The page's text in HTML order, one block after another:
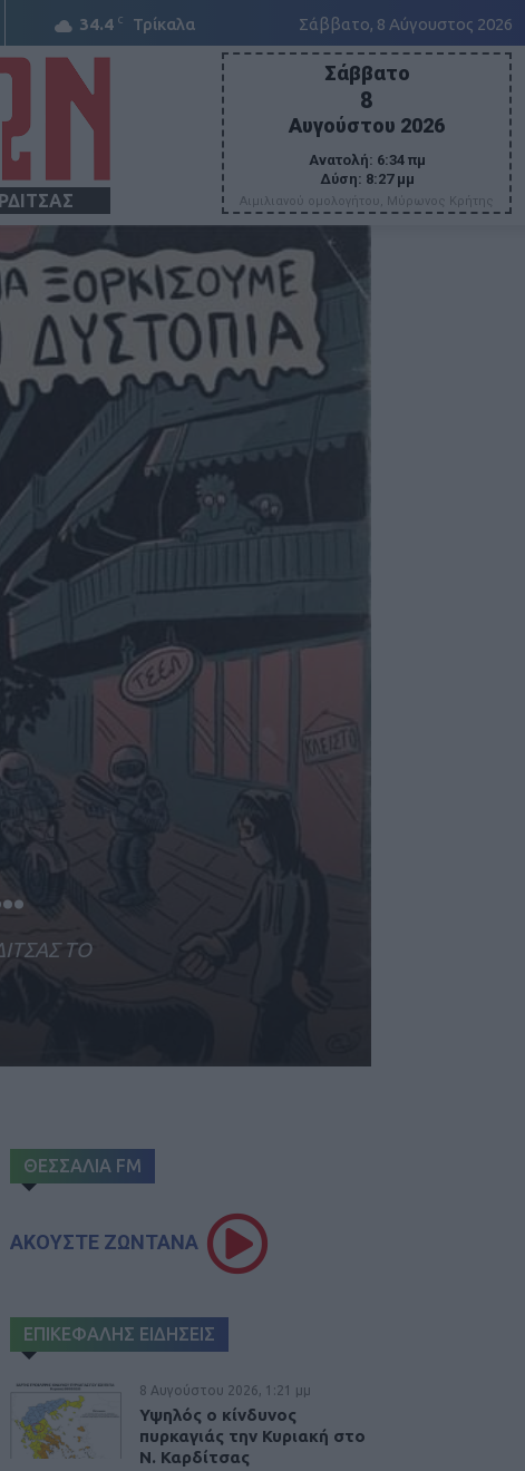
34.4 C Τρίκαλα Σάββατο, 8 Αύγουστος 2026
Σάββατο
8
Αυγούστου 2026
Ανατολή: 6:34 πμ
Δύση: 8:27 μμ
Αιμιλιανού ομολογήτου, Μύρωνος Κρήτης
ΤΟ
ΘΕΣΣΑΛΙΑ FM
ΑΚΟΥΣΤΕ ΖΩΝΤΑΝΑ
ΕΠΙΚΕΦΑΛΗΣ ΕΙΔΗΣΕΙΣ
8 Αυγούστου 2026, 1:21 μμ
Υψηλός ο κίνδυνος
πυρκαγιάς την Κυριακή στο
Ν. Καρδίτσας